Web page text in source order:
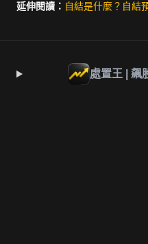
延伸閱讀： 自結是什麼？ 自結
處置王 | 飆